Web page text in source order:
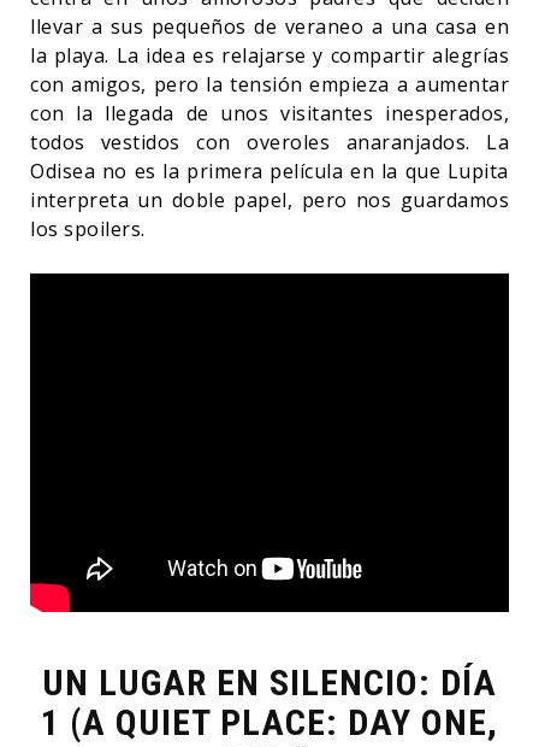
llevar a sus pequeños de veraneo a una casa en
la playa. La idea es relajarse y compartir alegrías
con amigos, pero la tensión empieza a aumentar
con la llegada de unos visitantes inesperados,
todos vestidos con overoles anaranjados. La
Odisea no es la primera película en la que Lupita
interpreta un doble papel, pero nos guardamos
los spoilers.
UN LUGAR EN SILENCIO: DÍA
1 (A QUIET PLACE: DAY ONE,